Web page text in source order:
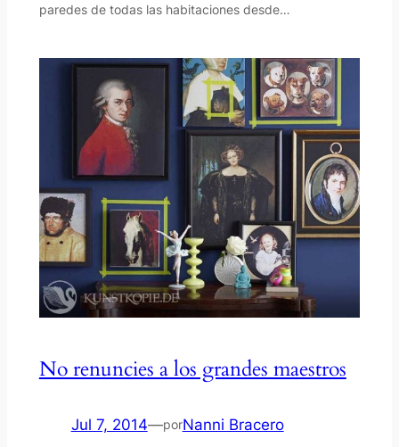
paredes de todas las habitaciones desde…
No renuncies a los grandes maestros
Jul 7, 2014—porNanni Bracero